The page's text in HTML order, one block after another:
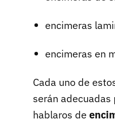
encimeras
encimeras en
Cada uno de
serán
hablaros de